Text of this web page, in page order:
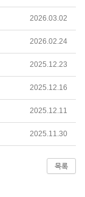
2026.03.02
2026.02.24
2025.12.23
2025.12.16
2025.12.11
2025.11.30
목록